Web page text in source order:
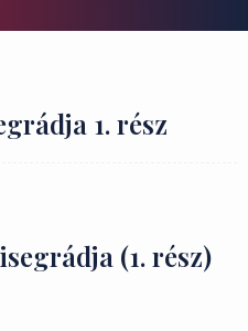
1. rész
(1. rész)